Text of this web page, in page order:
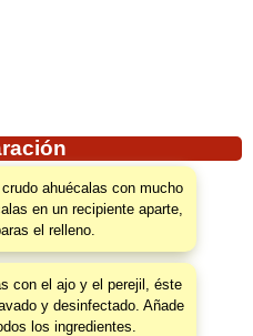
ahuécalas con mucho
en un recipiente aparte,
el relleno.
con el ajo y el perejil, éste
y desinfectado. Añade
los ingredientes.